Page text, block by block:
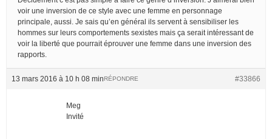
voir une inversion de ce style avec une femme en personnage
principale, aussi. Je sais qu’en général ils servent à sensibiliser les
hommes sur leurs comportements sexistes mais ça serait intéressant de
voir la liberté que pourrait éprouver une femme dans une inversion des
rapports.
13 mars 2016 à 10 h 08 min #33866
RÉPONDRE
Meg
Invité